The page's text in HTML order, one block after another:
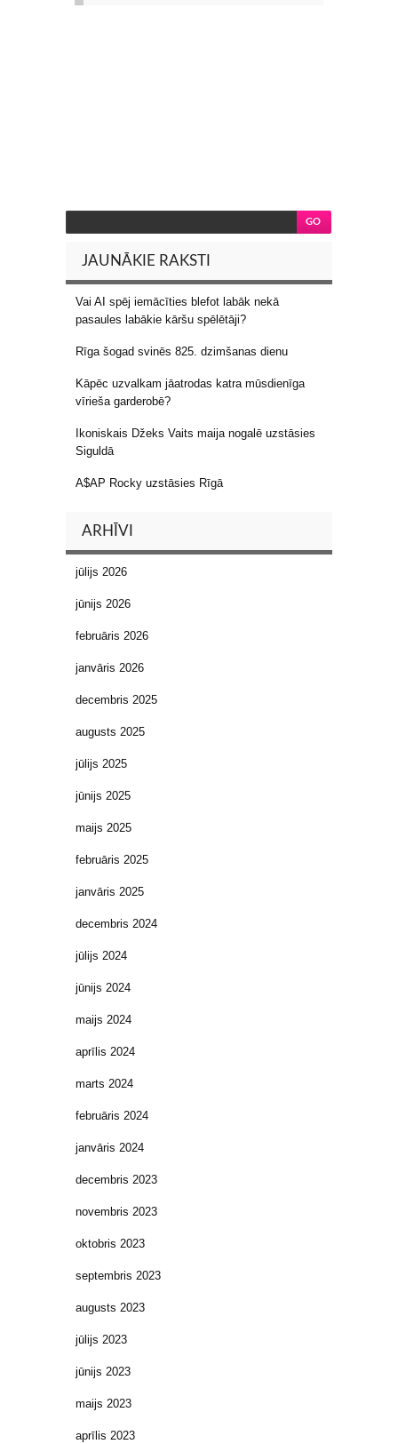
JAUNĀKIE RAKSTI
Vai AI spēj iemācīties blefot labāk nekā
pasaules labākie kāršu spēlētāji?
Rīga šogad svinēs 825. dzimšanas dienu
Kāpēc uzvalkam jāatrodas katra mūsdienīga
vīrieša garderobē?
Ikoniskais Džeks Vaits maija nogalē uzstāsies
Siguldā
A$AP Rocky uzstāsies Rīgā
ARHĪVI
jūlijs 2026
jūnijs 2026
februāris 2026
janvāris 2026
decembris 2025
augusts 2025
jūlijs 2025
jūnijs 2025
maijs 2025
februāris 2025
janvāris 2025
decembris 2024
jūlijs 2024
jūnijs 2024
maijs 2024
aprīlis 2024
marts 2024
februāris 2024
janvāris 2024
decembris 2023
novembris 2023
oktobris 2023
septembris 2023
augusts 2023
jūlijs 2023
jūnijs 2023
maijs 2023
aprīlis 2023